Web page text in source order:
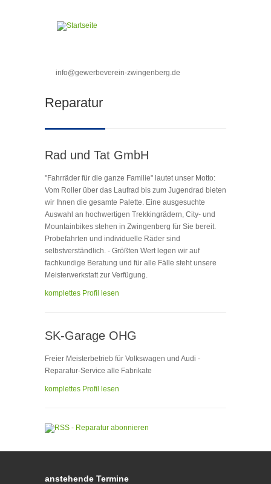
info@gewerbeverein-zwingenberg.de
Sie sind hier
Reparatur
Rad und Tat GmbH
"Fahrräder für die ganze Familie" lautet unser Motto:
Vom Roller über das Laufrad bis zum Jugendrad bieten
wir Ihnen die gesamte Palette. Eine ausgesuchte
Auswahl an hochwertigen Trekkingrädern, City- und
Mountainbikes stehen in Zwingenberg für Sie bereit.
Probefahrten und individuelle Räder sind
selbstverständlich. - Größten Wert legen wir auf
fachkundige Beratung und für alle Fälle steht unsere
Meisterwerkstatt zur Verfügung.
komplettes Profil lesen
SK-Garage OHG
Freier Meisterbetrieb für Volkswagen und Audi -
Reparatur-Service alle Fabrikate
komplettes Profil lesen
anstehende Termine